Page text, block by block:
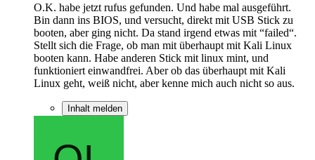
O.K. habe jetzt rufus gefunden. Und habe mal ausgeführt.
Bin dann ins BIOS, und versucht, direkt mit USB Stick zu
booten, aber ging nicht. Da stand irgend etwas mit “failed“.
Stellt sich die Frage, ob man mit überhaupt mit Kali Linux
booten kann. Habe anderen Stick mit linux mint, und
funktioniert einwandfrei. Aber ob das überhaupt mit Kali
Linux geht, weiß nicht, aber kenne mich auch nicht so aus.
Inhalt melden